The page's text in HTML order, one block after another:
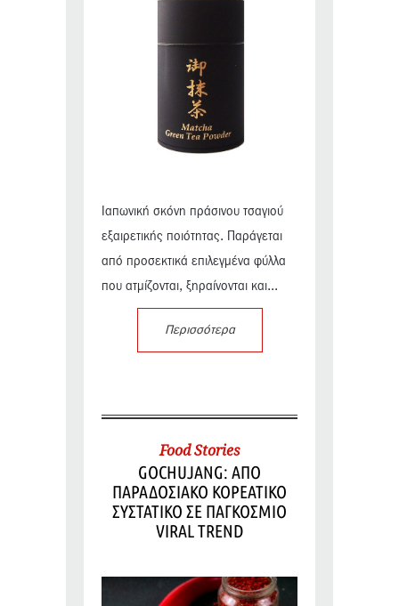
Ιαπωνική σκόνη πράσινου τσαγιού
εξαιρετικής ποιότητας. Παράγεται
από προσεκτικά επιλεγμένα φύλλα
που ατμίζονται, ξηραίνονται και...
Περισσότερα
Food Stories
GOCHUJANG: ΑΠΟ
ΠΑΡΑΔΟΣΙΑΚΟ ΚΟΡΕΑΤΙΚΟ
ΣΥΣΤΑΤΙΚΟ ΣΕ ΠΑΓΚΟΣΜΙΟ
VIRAL TREND